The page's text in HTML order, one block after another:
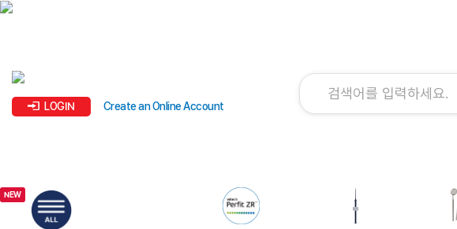
LOGIN Create an Online Account